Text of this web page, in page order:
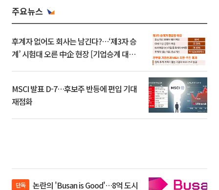
주요뉴스
후계자 없어도 회사는 남긴다?…‘제3자 승
계’ 시험대 오른 中企 현장 [기업승계 대전
MSCI 발표 D-7…후보주 반등에 편입 기대
재점화
단독